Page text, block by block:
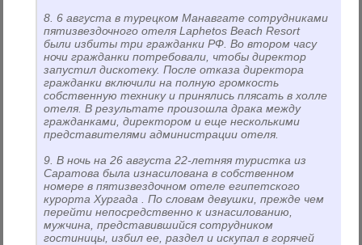
8. 6 августа в турецком Манавгате сотрудниками
пятизвездочного отеля Laphetos Beach Resort
были избиты три гражданки РФ. Во втором часу
ночи гражданки потребовали, чтобы директор
запустил дискотеку. После отказа директора
гражданки включили на полную громкость
собственную технику и принялись плясать в холле
отеля. В результате произошла драка между
гражданками, директором и еще несколькими
представителями администрации отеля.
9. В ночь на 26 августа 22-летняя туристка из
Саратова была изнасилована в собственном
номере в пятизвездочном отеле египетского
курорта Хургада . По словам девушки, прежде чем
перейти непосредственно к изнасилованию,
мужчина, представившийся сотрудником
гостиницы, избил ее, раздел и искупал в горячей